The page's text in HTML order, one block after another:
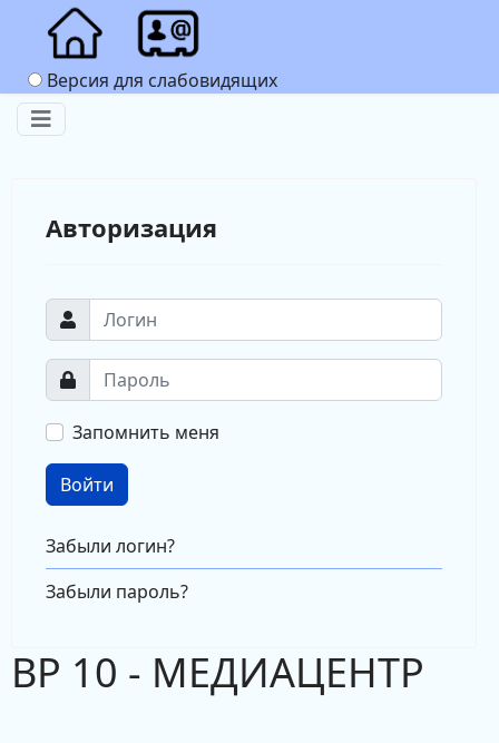
Версия для слабовидящих
Авторизация
Запомнить меня
Войти
Забыли логин?
Забыли пароль?
ВР 10 - МЕДИАЦЕНТР